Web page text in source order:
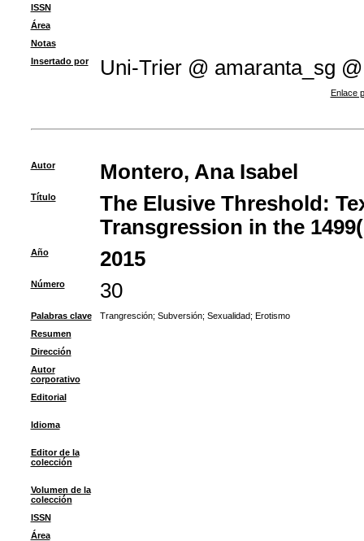
ISSN
Área
Notas
Insertado por
Uni-Trier @ amaranta_sg @
Enlace
Autor Montero, Ana Isabel
Título
The Elusive Threshold:
Transgression in the
Año 2015
Número 30
Palabras clave Trangresción; Subversión; Sexualidad; Erotismo
Resumen
Dirección
Autor
corporativo
Editorial
Idioma
Editor de la
colección
Volumen de la
colección
ISSN
Área